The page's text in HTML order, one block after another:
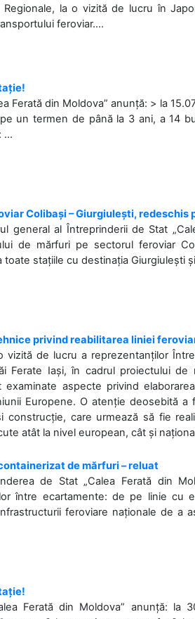
la o vizită de lucru în
feroviar....
Ferată din Moldova” anunță: > la
un termen de până la 3 ani, a 14
...
Colibași – Giurgiulești, redeschis
general al Întreprinderii de Stat
de mărfuri pe sectorul feroviar
toate stațiile cu destinația Giurgiulești
privind reabilitarea liniei
de lucru a reprezentanților
Ferate Iași, în cadrul proiectului
examinate aspecte privind
Europene. O atenție deosebită
construcție, care urmează să fie
atât la nivel european, cât și
de mărfuri – reluat
de Stat „Calea Ferată din
între ecartamente: de pe linie cu
feroviare naționale de a
Ferată din Moldova” anunță: la